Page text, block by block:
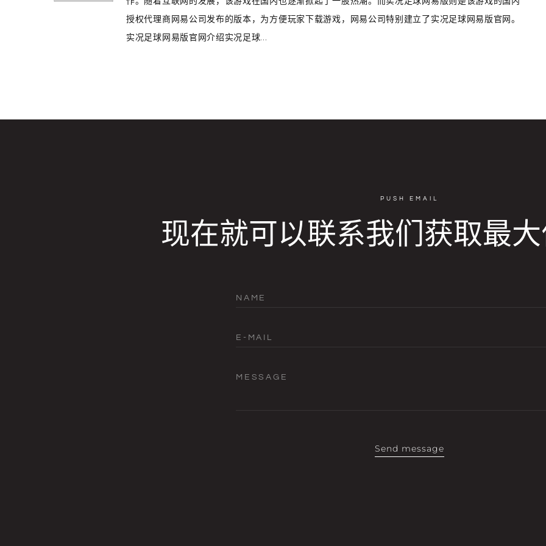
授权代理商网易公司发布的版本，为方便玩家下载游戏，网易公司特别建立了实况足球网易版官网。
实况足球网易版官网介绍实况足球...
PUSH EMAIL
现在就可以联系我们获取最
NAME
E-MAIL
MESSAGE
Send message